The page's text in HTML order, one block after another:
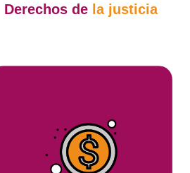
Derechos de la justicia